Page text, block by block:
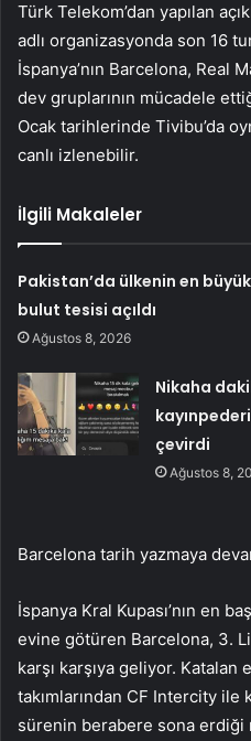
Türk Telekom’dan yapılan
adlı organizasyonda son 16
İspanya’nın Barcelona, ​​Real
dev gruplarının mücadele
Ocak tarihlerinde Tivibu’da
canlı izlenebilir.
İlgili Makaleler
Pakistan’da ülkenin en
bulut tesisi açıldı
Ağustos 8, 2026
Nikaha
çevirdi
Ağustos 8,
Barcelona tarih yazmaya
İspanya Kral Kupası’nın en
evine götüren Barcelona, ​​3.
karşı karşıya geliyor.
takımlarından CF Intercity ile
sürenin berabere sona erdiği